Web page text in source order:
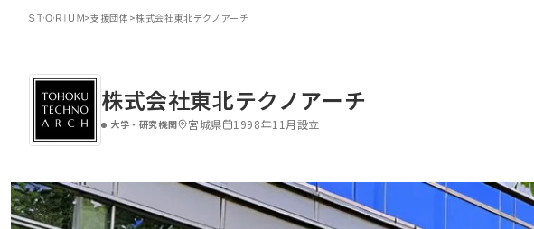
>支援団体 >株式会社東北テクノアーチ
株式会社東北テクノアーチ
大学・研究機関 宮城県 1998年11月設立